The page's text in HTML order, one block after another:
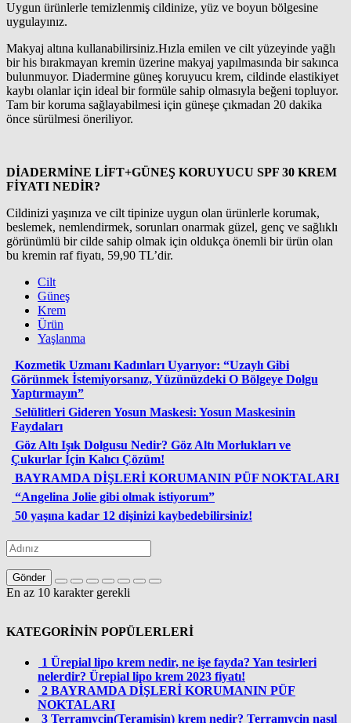
Uygun ürünlerle temizlenmiş cildinize, yüz ve boyun bölgesine
uygulayınız.
Makyaj altına kullanabilirsiniz.Hızla emilen ve cilt yüzeyinde yağlı
bir his bırakmayan kremin üzerine makyaj yapılmasında bir sakınca
bulunmuyor. Diadermine güneş koruyucu krem, cildinde elastikiyet
kaybı olanlar için ideal bir formüle sahip olmasıyla beğeni topluyor.
Tam bir koruma sağlayabilmesi için güneşe çıkmadan 20 dakika
önce sürülmesi öneriliyor.
DİADERMİNE LİFT+GÜNEŞ KORUYUCU SPF 30 KREM
FİYATI NEDİR?
Cildinizi yaşınıza ve cilt tipinize uygun olan ürünlerle korumak,
beslemek, nemlendirmek, sorunları onarmak güzel, genç ve sağlıklı
görünümlü bir cilde sahip olmak için oldukça önemli bir ürün olan
bu kremin raf fiyatı, 59,90 TL’dir.
Cilt
Güneş
Krem
Ürün
Yaşlanma
Kozmetik Uzmanı Kadınları Uyarıyor: “Uzaylı Gibi
Görünmek İstemiyorsanız, Yüzünüzdeki O Bölgeye Dolgu
Yaptırmayın”
Selülitleri Gideren Yosun Maskesi: Yosun Maskesinin
Faydaları
Göz Altı Işık Dolgusu Nedir? Göz Altı Morlukları ve
Çukurlar İçin Kalıcı Çözüm!
BAYRAMDA DİŞLERİ KORUMANIN PÜF NOKTALARI
“Angelina Jolie gibi olmak istiyorum”
50 yaşına kadar 12 dişinizi kaybedebilirsiniz!
Gönder
En az 10 karakter gerekli
KATEGORİNİN POPÜLERLERİ
1 Ürepial lipo krem nedir, ne işe fayda? Yan tesirleri
nelerdir? Ürepial lipo krem 2023 fiyatı!
2 BAYRAMDA DİŞLERİ KORUMANIN PÜF
NOKTALARI
3 Terramycin(Teramisin) krem nedir? Terramycin nasıl